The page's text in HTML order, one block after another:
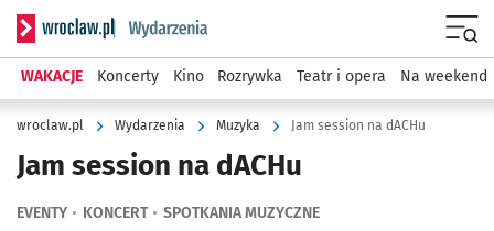
Serwis informacyjny wroclaw.pl podserwis: Wydarzenia
WAKACJE Koncerty Kino Rozrywka Teatr i opera Na weekend
wroclaw.pl Wydarzenia Muzyka Jam session na dACHu
Jam session na dACHu
EVENTY KONCERT SPOTKANIA MUZYCZNE